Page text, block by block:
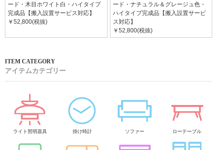
ード・木目ホワイト白・ハイタイプ
完成品【搬入設置サービス対応】
￥52,800(税抜)
ード・ナチュラル＆グレージュ色・
ハイタイプ完成品【搬入設置サービ
ス対応】
￥52,800(税抜)
アイテムカテゴリー
ライト照明器具 掛け時計 ソファー ローテーブル